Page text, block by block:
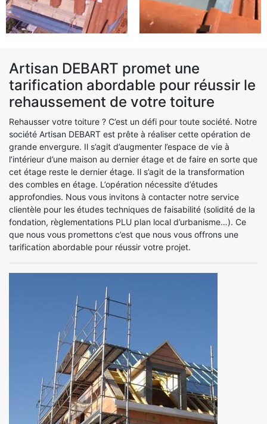
Artisan DEBART promet une
tarification abordable pour réussir le
rehaussement de votre toiture
Rehausser votre toiture ? C’est un défi pour toute société. Notre
société Artisan DEBART est prête à réaliser cette opération de
grande envergure. Il s’agit d’augmenter l’espace de vie à
l’intérieur d’une maison au dernier étage et de faire en sorte que
cet étage reste le dernier étage. Il s’agit de la transformation
des combles en étage. L’opération nécessite d’études
approfondies. Nous vous invitons à contacter notre service
clientèle pour les études techniques de faisabilité (solidité de la
fondation, règlementations PLU plan local d’urbanisme…). Ce
que nous vous promettons c’est que nous vous offrons une
tarification abordable pour réussir votre projet.